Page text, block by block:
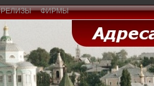
ФИРМЫ